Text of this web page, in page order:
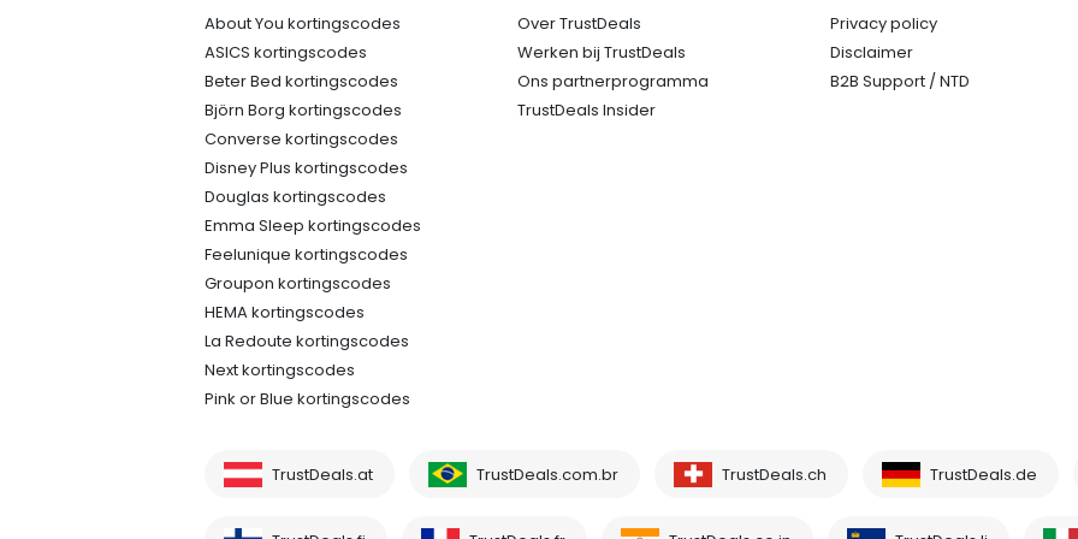
About You kortingscodes
ASICS kortingscodes
Beter Bed kortingscodes
Björn Borg kortingscodes
Converse kortingscodes
Disney Plus kortingscodes
Douglas kortingscodes
Emma Sleep kortingscodes
Feelunique kortingscodes
Groupon kortingscodes
HEMA kortingscodes
La Redoute kortingscodes
Next kortingscodes
Pink or Blue kortingscodes
Over TrustDeals
Werken bij TrustDeals
Ons partnerprogramma
TrustDeals Insider
Privacy policy
Disclaimer
B2B Support / NTD
TrustDeals.at TrustDeals.com.br TrustDeals.ch TrustDeals.de